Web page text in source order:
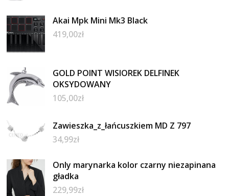
Akai Mpk Mini Mk3 Black
419,00zł
GOLD POINT WISIOREK DELFINEK
OKSYDOWANY
105,00zł
Zawieszka_z_łańcuszkiem MD Z 797
34,99zł
Only marynarka kolor czarny niezapinana
gładka
229,99zł